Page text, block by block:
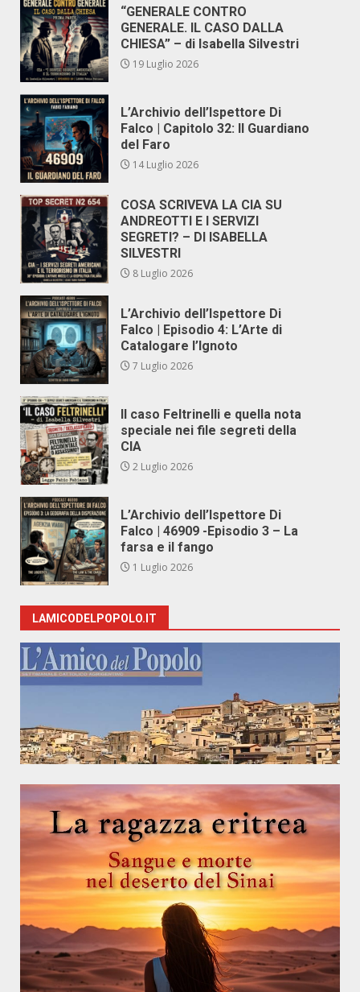
“GENERALE CONTRO
GENERALE. IL CASO DALLA
CHIESA” – di Isabella Silvestri
19 Luglio 2026
L’Archivio dell’Ispettore Di
Falco | Capitolo 32: Il Guardiano
del Faro
14 Luglio 2026
COSA SCRIVEVA LA CIA SU
ANDREOTTI E I SERVIZI
SEGRETI? – DI ISABELLA
SILVESTRI
8 Luglio 2026
L’Archivio dell’Ispettore Di
Falco | Episodio 4: L’Arte di
Catalogare l’Ignoto
7 Luglio 2026
Il caso Feltrinelli e quella nota
speciale nei file segreti della
CIA
2 Luglio 2026
L’Archivio dell’Ispettore Di
Falco | 46909 -Episodio 3 – La
farsa e il fango
1 Luglio 2026
LAMICODELPOPOLO.IT